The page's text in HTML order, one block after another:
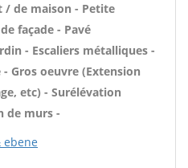
/ de maison - Petite
façade - Pavé
- Escaliers métalliques -
Gros oeuvre (Extension
etc) - Surélévation
de murs -
ebene